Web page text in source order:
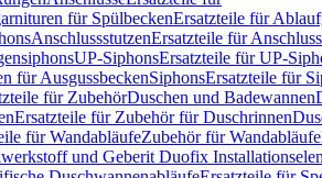
für SpülbeckenErsatzteile für
AnschlussstutzenErsatzteile für
UP-SiphonsErsatzteile für UP-
für AusgussbeckenSiphonsErsatzteile für
für ZubehörDuschen und Badewannen
Ersatzteile für Zubehör für Duschrinnen
für WandabläufeZubehör für Wandabläufe
und Geberit Duofix